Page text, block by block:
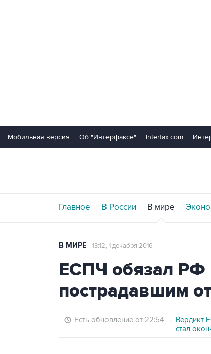
Мобильная версия Об "Интерфаксе" Interfax.com
Главное В России В мире
В МИРЕ 13:12, 1 декабря 2016
ЕСПЧ обязал РФ
пострадавшим
Есть обновление от 22:54 → Вердикт
стал